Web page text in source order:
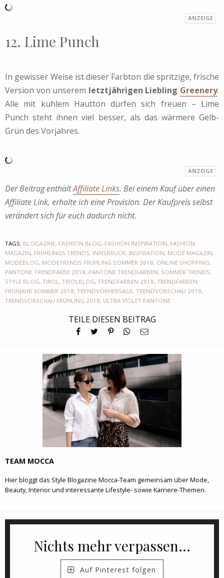
12. Lime Punch
In gewisser Weise ist dieser Farbton die spritzige, frische
Version von unserem letztjährigen Liebling Greenery.
Alle mit kühlem Hautton dürfen sich freuen – Lime
Punch steht ihnen viel besser, als das wärmere Gelb-
Grün des Vorjahres.
Der Beitrag enthältAffiliate Links. Bei einem Kauf über einen
Affiliate Link, erhalte ich eine Provision. Der Kaufpreis selbst
verändert sich für euch dadurch nicht.
TAGS: BLOGAZINE, FASHION BLOG, FASHION INSPIRATION, FASHION
MAGAZIN, FRÜHLINGS TRENDS, INNSBRUCK, INSPIRATION, MODE MAGAZIN,
MODEBLOG, MODETRENDS FRÜHLING SOMMER 2018, ONLINE SHOPPING,
PANTONE TRENDFARBE 2018, PANTONE TRENDFARBEN, SOMMER TRENDS,
STYLE BLOG, TIROL , TIROLBLOG, TRENDFARBEN 2018, TRENDFARBEN
FRÜHJAHR SOMMER 2018, TRENDVORHERSAGE, TRENDVORSCHAU 2018,
TRENDVORSCHAU FRÜHLING 2018, ULTRA VIOLET PANTONE
TEILE DIESEN BEITRAG
TEAM MOCCA
Hier bloggt das Style Blogazine Mocca-Team gemeinsam über Mode,
Beauty, Interior und interessante Lifestyle- sowie Karriere-Themen.
Nichts mehr verpassen...
Auf Pinterest folgen